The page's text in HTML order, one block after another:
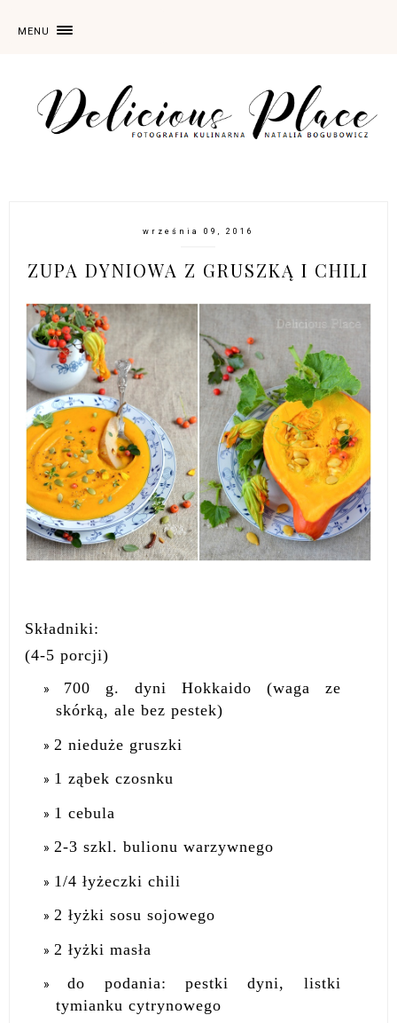
MENU
września 09, 2016
ZUPA DYNIOWA Z GRUSZKĄ I CHILI
Składniki:
(4-5 porcji)
700 g. dyni Hokkaido (waga ze
skórką, ale bez pestek)
2 nieduże gruszki
1 ząbek czosnku
1 cebula
2-3 szkl. bulionu warzywnego
1/4 łyżeczki chili
2 łyżki sosu sojowego
2 łyżki masła
do podania: pestki dyni, listki
tymianku cytrynowego